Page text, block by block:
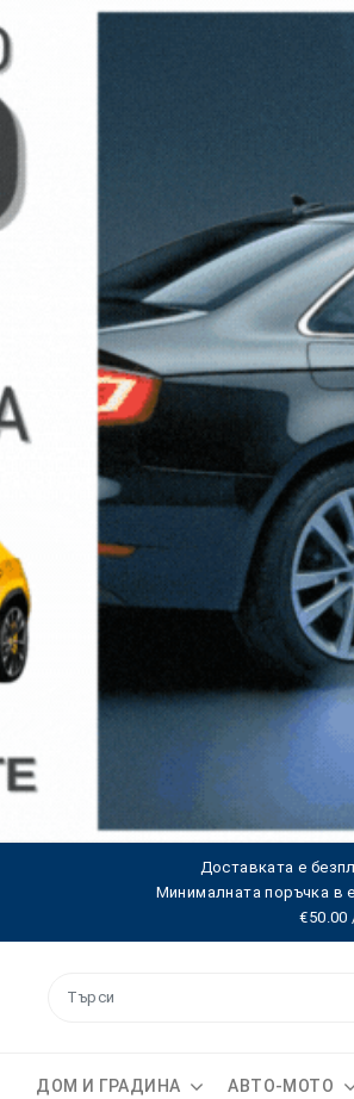
Доставката е
Минималната поръчка в
€50.00
ДОМ И ГРАДИНА АВТО-МОТО